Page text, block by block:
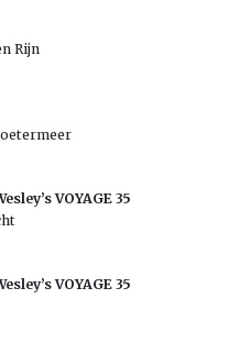
Rijn
VOYAGE 35
VOYAGE 35